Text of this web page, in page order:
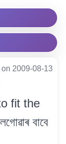
on 2009-08-13
fit the
বাবে